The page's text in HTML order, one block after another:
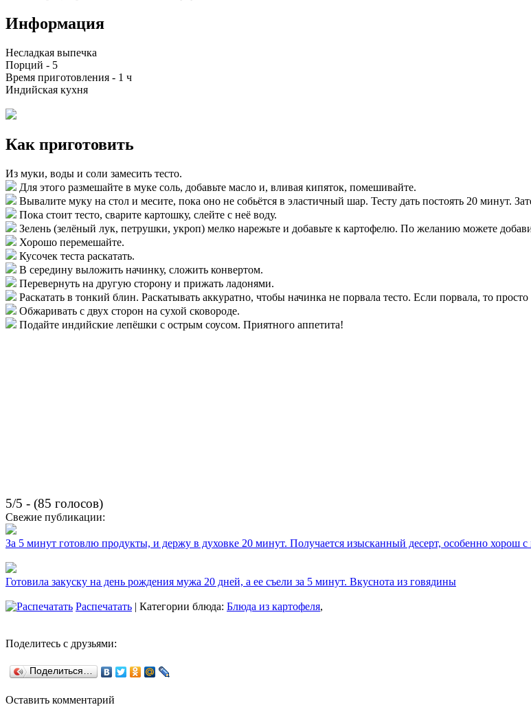
Информация
Несладкая выпечка
Порций - 5
Время приготовления - 1 ч
Индийская кухня
Как приготовить
Из муки, воды и соли замесить тесто.
Для этого размешайте в муке соль, добавьте масло и, вливая кипяток, помешивайте.
Вывалите муку на стол и месите, пока оно не собьётся в эластичный шар. Тесту дать постоять 20 минут.
Пока стоит тесто, сварите картошку, слейте с неё воду.
Зелень (зелёный лук, петрушки, укроп) мелко нарежьте и добавьте к картофелю. По желанию можете
Хорошо перемешайте.
Кусочек теста раскатать.
В середину выложить начинку, сложить конвертом.
Перевернуть на другую сторону и прижать ладонями.
Раскатать в тонкий блин. Раскатывать аккуратно, чтобы начинка не порвала тесто. Если порвала, то
Обжаривать с двух сторон на сухой сковороде.
Подайте индийские лепёшки с острым соусом. Приятного аппетита!
5/5 - (85 голосов)
Свежие публикации:
За 5 минут готовлю продукты, и держу в духовке 20 минут. Получается изысканный десерт, особенно хорош
Готовила закуску на день рождения мужа 20 дней, а ее съели за 5 минут. Вкуснота из говядины
Распечатать | Категории блюда: Блюда из картофеля,
Поделитесь с друзьями:
Поделиться…
Оставить комментарий